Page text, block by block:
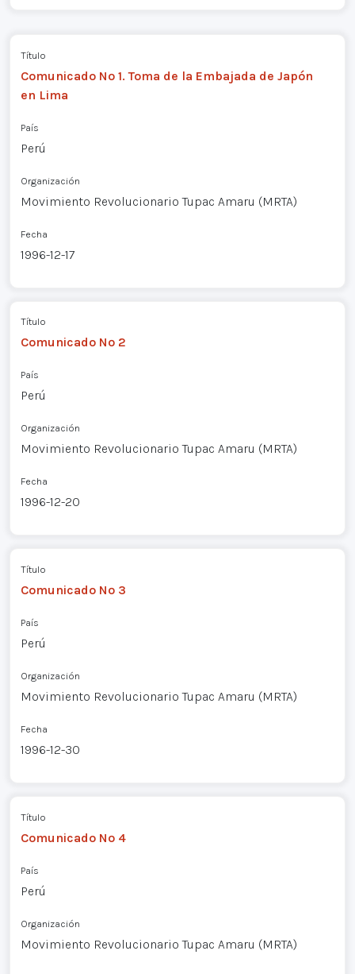
Título
Comunicado Nº 1. Toma de la Embajada de Japón
en Lima
País
Perú
Organización
Movimiento Revolucionario Tupac Amaru (MRTA)
Fecha
1996-12-17
Título
Comunicado Nº 2
País
Perú
Organización
Movimiento Revolucionario Tupac Amaru (MRTA)
Fecha
1996-12-20
Título
Comunicado Nº 3
País
Perú
Organización
Movimiento Revolucionario Tupac Amaru (MRTA)
Fecha
1996-12-30
Título
Comunicado Nº 4
País
Perú
Organización
Movimiento Revolucionario Tupac Amaru (MRTA)